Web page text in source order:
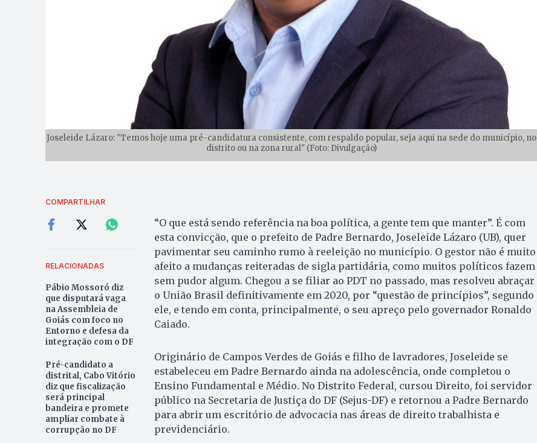
Joseleide Lázaro: "Temos hoje uma pré-candidatura consistente, com respaldo popular, seja aqui na sede do município, no
distrito ou na zona rural" (Foto: Divulgação)
COMPARTILHAR
RELACIONADAS
Pábio Mossoró diz
que disputará vaga
na Assembleia de
Goiás com foco no
Entorno e defesa da
integração com o DF
Pré-candidato a
distrital, Cabo Vitório
diz que fiscalização
será principal
bandeira e promete
ampliar combate à
corrupção no DF
“O que está sendo referência na boa política, a gente tem que manter”. É com
esta convicção, que o prefeito de Padre Bernardo, Joseleide Lázaro (UB), quer
pavimentar seu caminho rumo à reeleição no município. O gestor não é muito
afeito a mudanças reiteradas de sigla partidária, como muitos políticos fazem
sem pudor algum. Chegou a se filiar ao PDT no passado, mas resolveu abraçar
o União Brasil definitivamente em 2020, por “questão de princípios”, segundo
ele, e tendo em conta, principalmente, o seu apreço pelo governador Ronaldo
Caiado.
Originário de Campos Verdes de Goiás e filho de lavradores, Joseleide se
estabeleceu em Padre Bernardo ainda na adolescência, onde completou o
Ensino Fundamental e Médio. No Distrito Federal, cursou Direito, foi servidor
público na Secretaria de Justiça do DF (Sejus-DF) e retornou a Padre Bernardo
para abrir um escritório de advocacia nas áreas de direito trabalhista e
previdenciário.